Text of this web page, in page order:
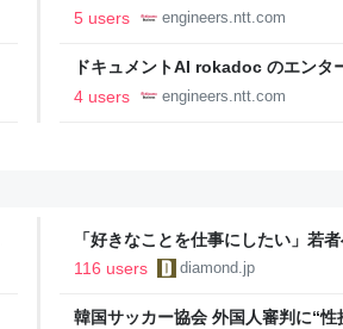
Engineers' Blog
5 users engineers.ntt.com
ドキュメントAI rokadoc のエンタ
トワークフローへの進化〜 - NTT
4 users engineers.ntt.com
「好きなことを仕事にしたい」若
音も出なかった
116 users diamond.jp
韓国サッカー協会 外国人審判に“